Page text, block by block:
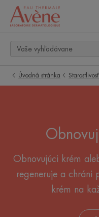
Úvodná stránka
Obnovujúci krém
regeneruje a chráni
krém na